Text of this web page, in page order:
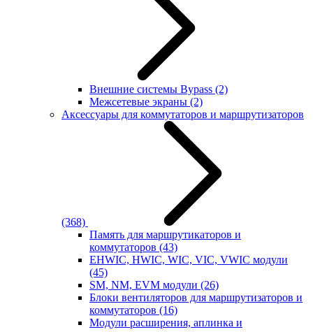
Внешние системы Bypass (2)
Межсетевые экраны (2)
Аксессуары для коммутаторов и маршрутизаторов
(368)
Память для маршрутикаторов и
коммутаторов (43)
EHWIC, HWIC, WIC, VIC, VWIC модули
(45)
SM, NM, EVM модули (26)
Блоки вентиляторов для маршрутизаторов и
коммутаторов (16)
Модули расширения, аплинка и